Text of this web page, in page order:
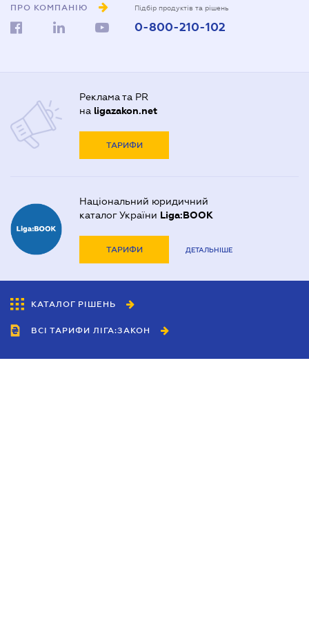
ПРО КОМПАНІЮ Підбір продуктів та рішень
0-800-210-102
Реклама та PR
на ligazakon.net
ТАРИФИ
Національний юридичний
каталог України Liga:BOOK
ТАРИФИ ДЕТАЛЬНІШЕ
КАТАЛОГ РІШЕНЬ
ВСІ ТАРИФИ ЛІГА:ЗАКОН